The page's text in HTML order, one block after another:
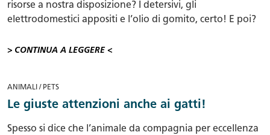
risorse a nostra disposizione? I detersivi, gli
elettrodomestici appositi e l’olio di gomito, certo! E poi?
> CONTINUA A LEGGERE <
ANIMALI / PETS
Le giuste attenzioni anche ai gatti!
Spesso si dice che l’animale da compagnia per eccellenza